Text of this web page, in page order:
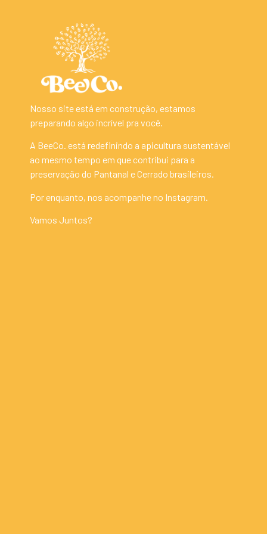
Nosso site está em construção, estamos
preparando algo incrível pra você.
A BeeCo. está redefinindo a apicultura sustentável
ao mesmo tempo em que contribui para a
preservação do Pantanal e Cerrado brasileiros.
Por enquanto, nos acompanhe no Instagram.
Vamos Juntos?